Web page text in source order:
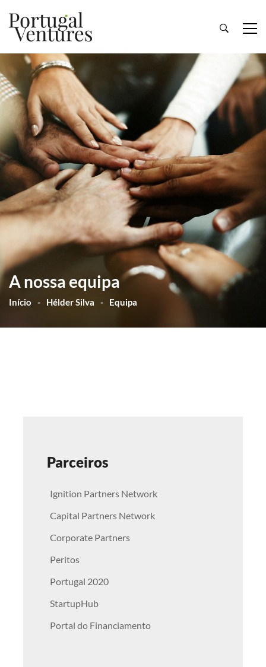
A nossa equipa
Início Hélder Silva Equipa
Parceiros
Ignition Partners Network
Capital Partners Network
Corporate Partners
Peritos
Portugal 2020
StartupHub
Portal do Financiamento